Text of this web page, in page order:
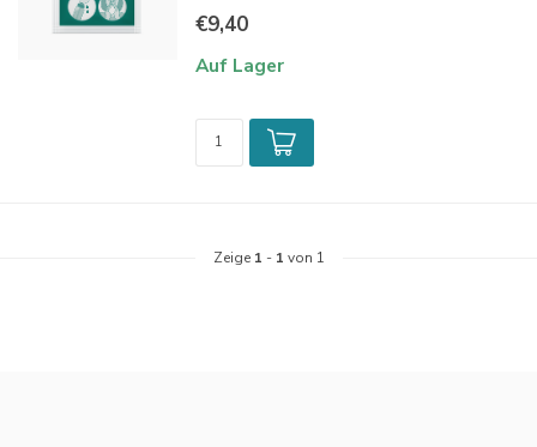
€9,40
Auf Lager
Zeige 1 - 1 von 1